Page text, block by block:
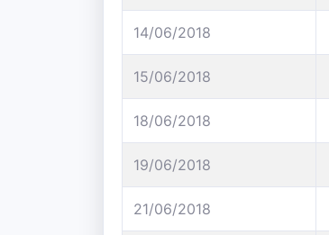
14/06/2018
15/06/2018
18/06/2018
19/06/2018
21/06/2018